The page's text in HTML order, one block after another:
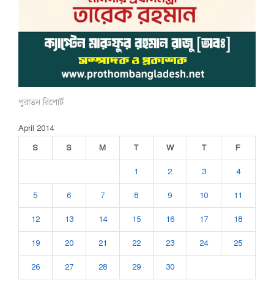
পুরাতন রিপোর্ট
April 2014
S
S M T W T F
1 2 3 4
5 6 7 8 9 10 11
12 13 14 15 16 17 18
19 20 21 22 23 24 25
26 27 28 29 30